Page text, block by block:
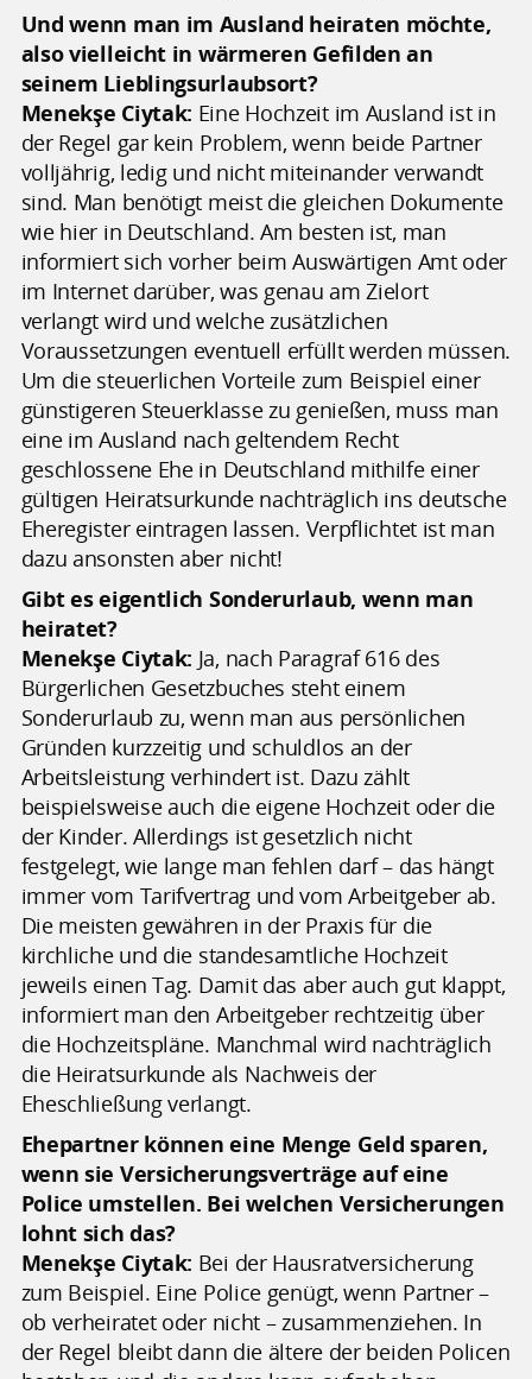
Und wenn man im Ausland heiraten möchte,
also vielleicht in wärmeren Gefilden an
seinem Lieblingsurlaubsort?
Menekşe Ciytak: Eine Hochzeit im Ausland ist in
der Regel gar kein Problem, wenn beide Partner
volljährig, ledig und nicht miteinander verwandt
sind. Man benötigt meist die gleichen Dokumente
wie hier in Deutschland. Am besten ist, man
informiert sich vorher beim Auswärtigen Amt oder
im Internet darüber, was genau am Zielort
verlangt wird und welche zusätzlichen
Voraussetzungen eventuell erfüllt werden müssen.
Um die steuerlichen Vorteile zum Beispiel einer
günstigeren Steuerklasse zu genießen, muss man
eine im Ausland nach geltendem Recht
geschlossene Ehe in Deutschland mithilfe einer
gültigen Heiratsurkunde nachträglich ins deutsche
Eheregister eintragen lassen. Verpflichtet ist man
dazu ansonsten aber nicht!
Gibt es eigentlich Sonderurlaub, wenn man
heiratet?
Menekşe Ciytak: Ja, nach Paragraf 616 des
Bürgerlichen Gesetzbuches steht einem
Sonderurlaub zu, wenn man aus persönlichen
Gründen kurzzeitig und schuldlos an der
Arbeitsleistung verhindert ist. Dazu zählt
beispielsweise auch die eigene Hochzeit oder die
der Kinder. Allerdings ist gesetzlich nicht
festgelegt, wie lange man fehlen darf – das hängt
immer vom Tarifvertrag und vom Arbeitgeber ab.
Die meisten gewähren in der Praxis für die
kirchliche und die standesamtliche Hochzeit
jeweils einen Tag. Damit das aber auch gut klappt,
informiert man den Arbeitgeber rechtzeitig über
die Hochzeitspläne. Manchmal wird nachträglich
die Heiratsurkunde als Nachweis der
Eheschließung verlangt.
Ehepartner können eine Menge Geld sparen,
wenn sie Versicherungsverträge auf eine
Police umstellen. Bei welchen Versicherungen
lohnt sich das?
Menekşe Ciytak: Bei der Hausratversicherung
zum Beispiel. Eine Police genügt, wenn Partner –
ob verheiratet oder nicht – zusammenziehen. In
der Regel bleibt dann die ältere der beiden Policen